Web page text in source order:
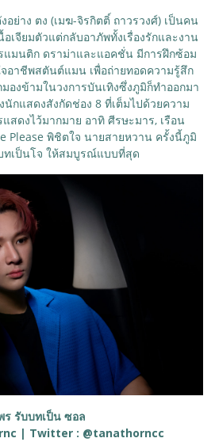
ย่าง ตง (เมฆ-จิรกิตติ์ ถาวรวงศ์) เป็นคน
เจียมตัวแต่กลับอาภัพทั้งเรื่องรักและงาน
แมนติก ดราม่าและแอคชั่น มีการฝึกซ้อม
อาชีพสตันต์แมน เพื่อถ่ายทอดความรู้สึก
องข้ามในวงการบันเทิงซึ่งภูมิก็ทำออกมา
นักแสดงสังกัดช่อง 8 ที่เต็มไปด้วยความ
สดงไว้มากมาย อาทิ ศีรษะมาร, เรือน
Please พิชิตใจ นายสายหวาน ครั้งนี้ภูมิ
ทเป็นโจ ให้สมบูรณ์แบบที่สุด
รับบทเป็น ซอล
| Twitter : @tanathorncc